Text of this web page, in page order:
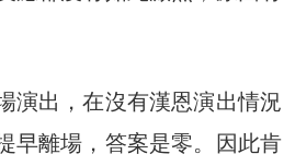
演出，在沒有漢恩演出情況
早離場，答案是零。因此肯